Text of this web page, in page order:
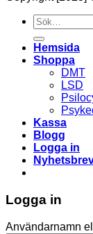
Söka
efter
Hemsida
Shoppa
DMT
LSD
Kassa
Blogg
Logga in
Logga in
Användarnamn